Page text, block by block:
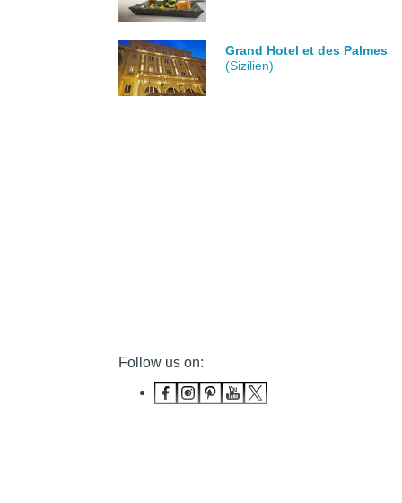
Grand Hotel et des Palmes
(Sizilien)
Follow us on: